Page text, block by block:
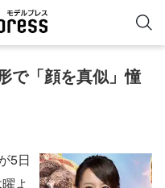
で「顔を真似」憧
5日
よ